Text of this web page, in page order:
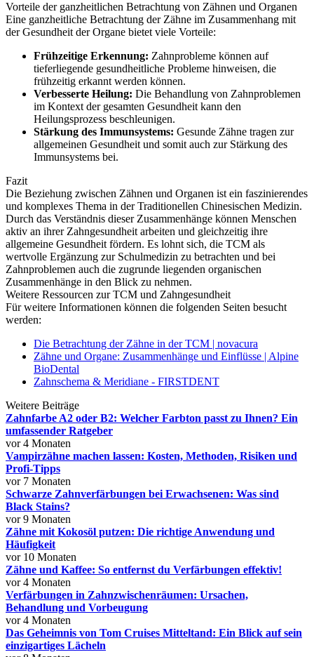
Vorteile der ganzheitlichen Betrachtung von Zähnen und Organen
Eine ganzheitliche Betrachtung der Zähne im Zusammenhang mit
der Gesundheit der Organe bietet viele Vorteile:
Frühzeitige Erkennung: Zahnprobleme können auf
tieferliegende gesundheitliche Probleme hinweisen, die
frühzeitig erkannt werden können.
Verbesserte Heilung: Die Behandlung von Zahnproblemen
im Kontext der gesamten Gesundheit kann den
Heilungsprozess beschleunigen.
Stärkung des Immunsystems: Gesunde Zähne tragen zur
allgemeinen Gesundheit und somit auch zur Stärkung des
Immunsystems bei.
Fazit
Die Beziehung zwischen Zähnen und Organen ist ein faszinierendes
und komplexes Thema in der Traditionellen Chinesischen Medizin.
Durch das Verständnis dieser Zusammenhänge können Menschen
aktiv an ihrer Zahngesundheit arbeiten und gleichzeitig ihre
allgemeine Gesundheit fördern. Es lohnt sich, die TCM als
wertvolle Ergänzung zur Schulmedizin zu betrachten und bei
Zahnproblemen auch die zugrunde liegenden organischen
Zusammenhänge in den Blick zu nehmen.
Weitere Ressourcen zur TCM und Zahngesundheit
Für weitere Informationen können die folgenden Seiten besucht
werden:
Die Betrachtung der Zähne in der TCM | novacura
Zähne und Organe: Zusammenhänge und Einflüsse | Alpine
BioDental
Zahnschema & Meridiane - FIRSTDENT
Weitere Beiträge
Zahnfarbe A2 oder B2: Welcher Farbton passt zu Ihnen? Ein
umfassender Ratgeber
vor 4 Monaten
Vampirzähne machen lassen: Kosten, Methoden, Risiken und
Profi-Tipps
vor 7 Monaten
Schwarze Zahnverfärbungen bei Erwachsenen: Was sind
Black Stains?
vor 9 Monaten
Zähne mit Kokosöl putzen: Die richtige Anwendung und
Häufigkeit
vor 10 Monaten
Zähne und Kaffee: So entfernst du Verfärbungen effektiv!
vor 4 Monaten
Verfärbungen in Zahnzwischenräumen: Ursachen,
Behandlung und Vorbeugung
vor 4 Monaten
Das Geheimnis von Tom Cruises Mitteltand: Ein Blick auf sein
einzigartiges Lächeln